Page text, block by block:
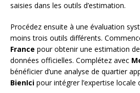
saisies dans les outils d’estimation.
Procédez ensuite à une évaluation
moins trois outils différents.
France pour obtenir une estimation
données officielles. Complétez avec
bénéficier d’une analyse de quartier
BienIci pour intégrer l’expertise locale